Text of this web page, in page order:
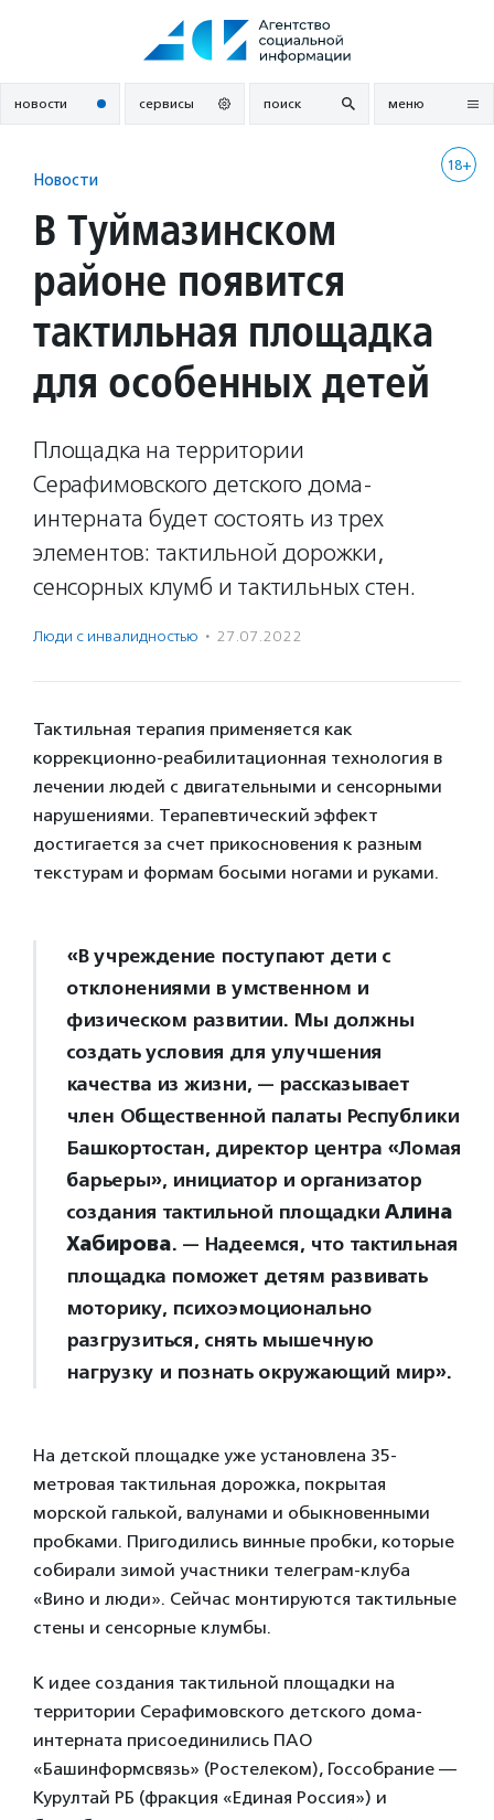
новости сервисы поиск меню
18+
Новости
В Туймазинском
районе появится
тактильная площадка
для особенных детей
Площадка на территории
Серафимовского детского дома-
интерната будет состоять из трех
элементов: тактильной дорожки,
сенсорных клумб и тактильных стен.
Люди с инвалидностью · 27.07.2022
Тактильная терапия применяется как
коррекционно-реабилитационная технология в
лечении людей с двигательными и сенсорными
нарушениями. Терапевтический эффект
достигается за счет прикосновения к разным
текстурам и формам босыми ногами и руками.
«В учреждение поступают дети с
отклонениями в умственном и
физическом развитии. Мы должны
создать условия для улучшения
качества из жизни, — рассказывает
член Общественной палаты Республики
Башкортостан, директор центра «Ломая
барьеры», инициатор и организатор
создания тактильной площадки Алина
Хабирова. — Надеемся, что тактильная
площадка поможет детям развивать
моторику, психоэмоционально
разгрузиться, снять мышечную
нагрузку и познать окружающий мир».
На детской площадке уже установлена 35-
метровая тактильная дорожка, покрытая
морской галькой, валунами и обыкновенными
пробками. Пригодились винные пробки, которые
собирали зимой участники телеграм-клуба
«Вино и люди». Сейчас монтируются тактильные
стены и сенсорные клумбы.
К идее создания тактильной площадки на
территории Серафимовского детского дома-
интерната присоединились ПАО
«Башинформсвязь» (Ростелеком), Госсобрание —
Курултай РБ (фракция «Единая Россия») и